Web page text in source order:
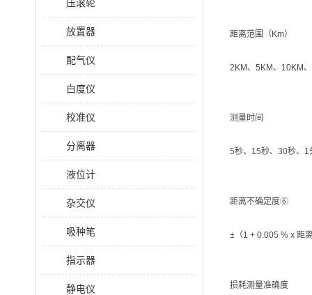
压滚轮
放置器
配气仪
白度仪
校准仪
分离器
液位计
杂交仪
吸种笔
指示器
静电仪
距离范围（Km）
2KM、5KM、10KM
测量时间
5秒、15秒、30秒、1
距离不确定度⑥
±（1 + 0.005 % x 距
损耗测量准确度